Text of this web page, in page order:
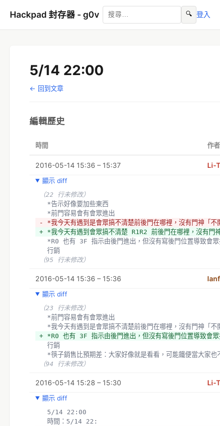
Hackpad 封存器 - g0v 🔍 登入
5/14 22:00
← 回到文章
編輯歷史
時間 作者
2016-05-14 15:36 – 15:37 Li-
顯示 diff
（22 行未修改）
  *告示好像要加些東西
  *前門容易會有會眾進出
- *我今天有遇到是會眾搞不清楚前後門在哪裡，沒有門神「
+ *我今天有遇到會眾搞不清楚 R1R2 前後門在哪裡，沒有門
*R0 也有 3F 指示由後門進出，但沒有寫後門位置導致會
  行銷
（95 行未修改）
2016-05-14 15:36 – 15:36
顯示 diff
（23 行未修改）
  *前門容易會有會眾進出
*我今天有遇到是會眾搞不清楚前後門在哪裡，沒有門神「
+ *R0 也有 3F 指示由後門進出，但沒有寫後門位置導致會眾
  行銷
*筷子銷售比預期差：大家好像就是看看，可能鐵便當大家也
（94 行未修改）
2016-05-14 15:28 – 15:30 Li-
顯示 diff
  5/14 22:00
  時間：5/14 22: